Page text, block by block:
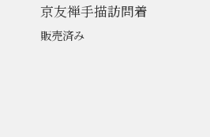
京友禅手描訪問着
販売済み